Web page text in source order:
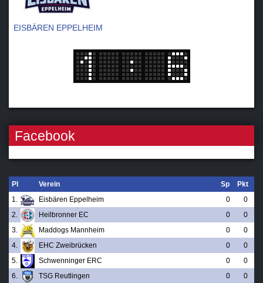
EISBÄREN EPPELHEIM
Facebook
Pl Verein Sp
Pkt
1.
Eisbären Eppelheim 0
0
2.
Heilbronner EC 0
0
3.
Maddogs Mannheim 0
0
4.
EHC Zweibrücken 0
0
5.
Schwenninger ERC 0
0
6.
TSG Reutlingen 0
0